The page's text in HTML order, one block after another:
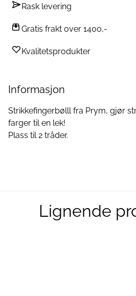
Rask levering
Gratis frakt over 1400,-
Kvalitetsprodukter
Informasjon
Strikkefingerbølll fra Prym, gjør
farger til en lek!
Plass til 2 tråder.
Lignende